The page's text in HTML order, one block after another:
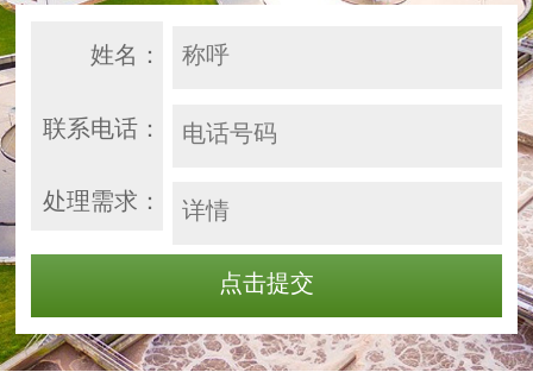
姓名：
联系电话：
处理需求：